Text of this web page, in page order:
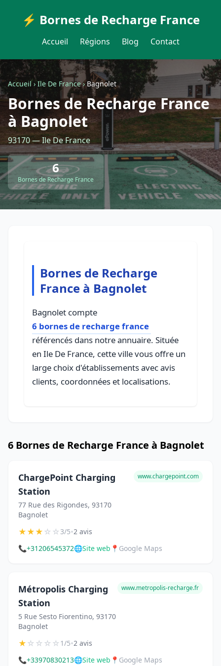
⚡ Bornes de Recharge France
Accueil Régions Blog Contact
Accueil›Ile De France›Bagnolet
Bornes de Recharge France
à Bagnolet
93170 — Ile De France
6
Bornes de Recharge France
Bornes de Recharge
France à Bagnolet
Bagnolet compte
6 bornes de recharge france
référencés dans notre annuaire. Située
en Ile De France, cette ville vous offre un
large choix d'établissements avec avis
clients, coordonnées et localisations.
6 Bornes de Recharge France à Bagnolet
ChargePoint Charging
Station
77 Rue des Rigondes, 93170
Bagnolet
www.chargepoint.com
★★★☆☆3/5•2 avis
📞+31206545372🌐Site web 📍 Google Maps
Métropolis Charging
Station
5 Rue Sesto Fiorentino, 93170
Bagnolet
www.metropolis-recharge.fr
★☆☆☆☆1/5•2 avis
📞+33970830213🌐Site web 📍 Google Maps